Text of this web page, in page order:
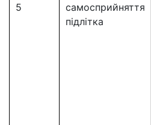
5
самосприйняття
підлітка